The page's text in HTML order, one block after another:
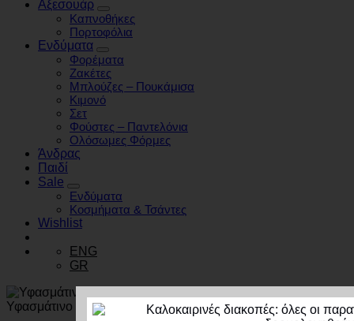
Αξεσουάρ
Καπνοθήκες
Πορτοφόλια
Ενδύματα
Φορέματα
Ζακέτες
Μπλούζες – Πουκάμισα
Κιμονό
Σετ
Φούστες – Παντελόνια
Ολόσωμες Φόρμες
Άνδρας
Παιδί
Sale
Ενδύματα
Κοσμήματα & Τσάντες
Wishlist
ENG
GR
Υφασμάτινο τζιν σακίδιο πλάτης μπλε κίτρινο